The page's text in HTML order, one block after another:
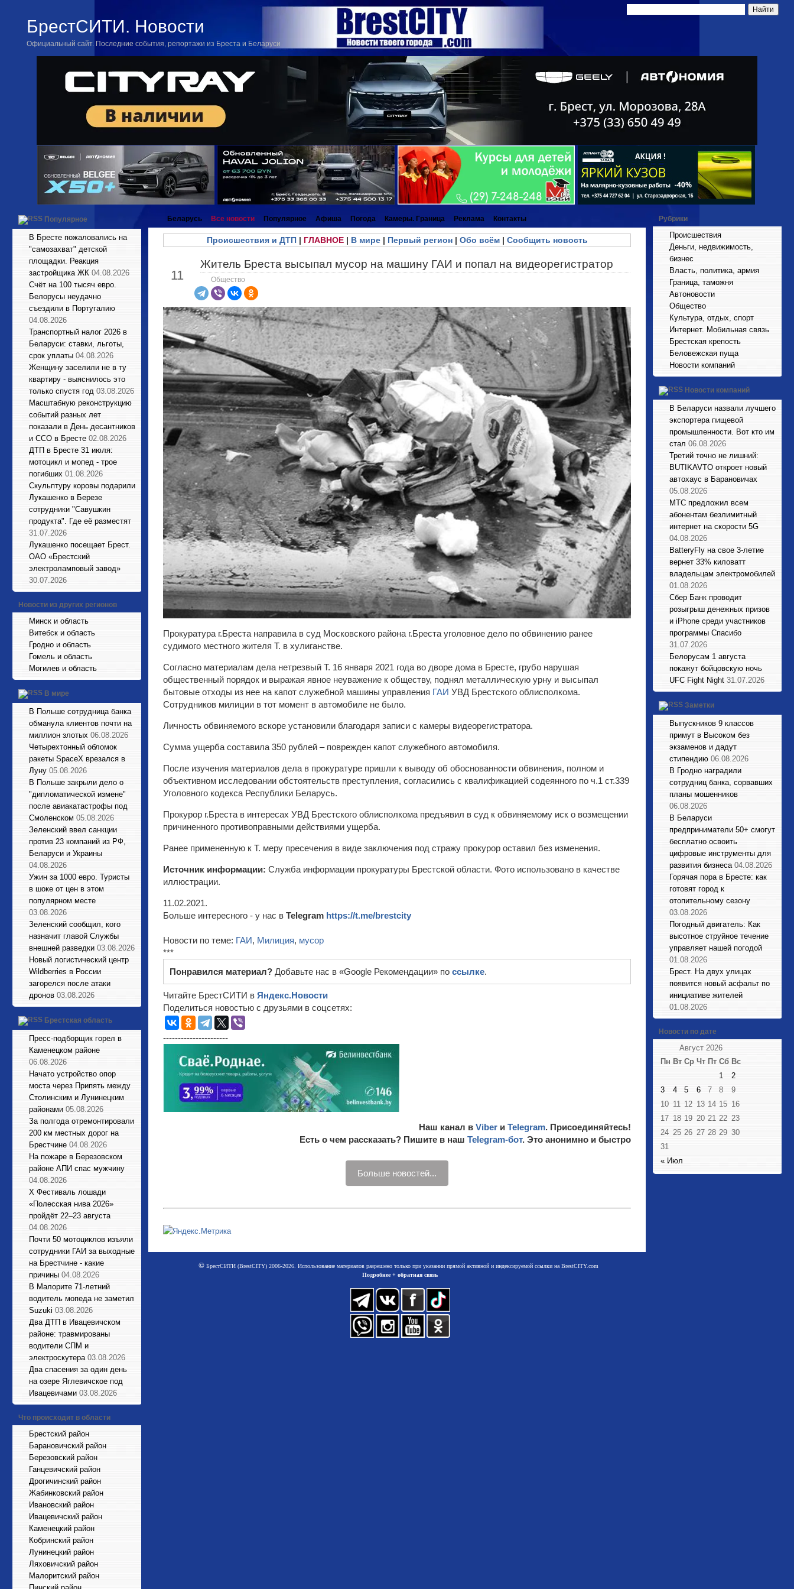
БрестСИТИ. Новости
Официальный сайт. Последние события, репортажи из Бреста и Беларуси
Популярное
В Бресте пожаловались на
"самозахват" детской
площадки. Реакция
застройщика ЖК 04.08.2026
Счёт на 100 тысяч евро.
Белорусы неудачно
съездили в Португалию
04.08.2026
Транспортный налог 2026 в
Беларуси: ставки, льготы,
срок уплаты 04.08.2026
Женщину заселили не в ту
квартиру - выяснилось это
только спустя год 03.08.2026
Масштабную реконструкцию
событий разных лет
показали в День десантников
и ССО в Бресте 02.08.2026
ДТП в Бресте 31 июля:
мотоцикл и мопед - трое
погибших 01.08.2026
Cкульптуру коровы подарили
Лукашенко в Березе
сотрудники "Савушкин
продукта". Где её разместят
31.07.2026
Лукашенко посещает Брест.
ОАО «Брестский
электроламповый завод»
30.07.2026
Новости из других регионов
Минск и область
Витебск и область
Гродно и область
Гомель и область
Могилев и область
В мире
В Польше сотрудница банка
обманула клиентов почти на
миллион злотых 06.08.2026
Четырехтонный обломок
ракеты SpaceX врезался в
Луну 05.08.2026
В Польше закрыли дело о
"дипломатической измене"
после авиакатастрофы под
Смоленском 05.08.2026
Зеленский ввел санкции
против 23 компаний из РФ,
Беларуси и Украины
04.08.2026
Ужин за 1000 евро. Туристы
в шоке от цен в этом
популярном месте
03.08.2026
Зеленский сообщил, кого
назначит главой Службы
внешней разведки 03.08.2026
Новый логистический центр
Wildberries в России
загорелся после атаки
дронов 03.08.2026
Брестская область
Пресс-подборщик горел в
Каменецком районе
06.08.2026
Начато устройство опор
моста через Припять между
Столинским и Лунинецким
районами 05.08.2026
За полгода отремонтировали
200 км местных дорог на
Брестчине 04.08.2026
На пожаре в Березовском
районе АПИ спас мужчину
04.08.2026
X Фестиваль лошади
«Полесская нива 2026»
пройдёт 22–23 августа
04.08.2026
Почти 50 мотоциклов изъяли
сотрудники ГАИ за выходные
на Брестчине - какие
причины 04.08.2026
В Малорите 71-летний
водитель мопеда не заметил
Suzuki 03.08.2026
Два ДТП в Ивацевичском
районе: травмированы
водители СПМ и
электроскутера 03.08.2026
Два спасения за один день
на озере Яглевичское под
Ивацевичами 03.08.2026
Что происходит в области
Брестский район
Барановичский район
Березовский район
Ганцевичский район
Дрогичинский район
Жабинковский район
Ивановский район
Ивацевичский район
Каменецкий район
Кобринский район
Лунинецкий район
Ляховичский район
Малоритский район
Беларусь Все новости Популярное Афиша Погода Камеры. Граница Реклама Контакты
Происшествия и ДТП| ГЛАВНОЕ| В мире| Первый регион| Обо всём| Сообщить новость
11
Житель Бреста высыпал мусор на машину ГАИ и попал на видеорегистратор
Общество
Прокуратура г.Бреста направила в суд Московского района г.Бреста уголовное дело по обвинению ранее
судимого местного жителя Т. в хулиганстве.
Согласно материалам дела нетрезвый Т. 16 января 2021 года во дворе дома в Бресте, грубо нарушая
общественный порядок и выражая явное неуважение к обществу, поднял металлическую урну и высыпал
бытовые отходы из нее на капот служебной машины управления ГАИ УВД Брестского облисполкома.
Сотрудников милиции в тот момент в автомобиле не было.
Личность обвиняемого вскоре установили благодаря записи с камеры видеорегистратора.
Сумма ущерба составила 350 рублей – поврежден капот служебного автомобиля.
После изучения материалов дела в прокуратуре пришли к выводу об обоснованности обвинения, полном и
объективном исследовании обстоятельств преступления, согласились с квалификацией содеянного по ч.1 ст.339
Уголовного кодекса Республики Беларусь.
Прокурор г.Бреста в интересах УВД Брестского облисполкома предъявил в суд к обвиняемому иск о возмещении
причиненного противоправными действиями ущерба.
Ранее примененную к Т. меру пресечения в виде заключения под стражу прокурор оставил без изменения.
Источник информации: Служба информации прокуратуры Брестской области. Фото использовано в качестве
иллюстрации.
11.02.2021.
Больше интересного - у нас в Telegram https://t.me/brestcity
Новости по теме: ГАИ, Милиция, мусор
***
Понравился материал? Добавьте нас в «Google Рекомендации» по ссылке.
Читайте БрестСИТИ в Яндекс.Новости
Поделиться новостью с друзьями в соцсетях:
----------------------
Наш канал в Viber и Telegram. Присоединяйтесь!
Есть о чем рассказать? Пишите в наш Telegram-бот. Это анонимно и быстро
Больше новостей...
©БрестСИТИ (BrestCITY) 2006-2026. Использование материалов разрешено только при указании прямой активной и индексируемой ссылки на BrestCITY.com
Подробнее + обратная связь
Рубрики
Происшествия
Деньги, недвижимость,
бизнес
Власть, политика, армия
Граница, таможня
Автоновости
Общество
Культура, отдых, спорт
Интернет. Мобильная связь
Брестская крепость
Беловежская пуща
Новости компаний
Новости компаний
В Беларуси назвали лучшего
экспортера пищевой
промышленности. Вот кто им
стал 06.08.2026
Третий точно не лишний:
BUTIKAVTO откроет новый
автохаус в Барановичах
05.08.2026
МТС предложил всем
абонентам безлимитный
интернет на скорости 5G
04.08.2026
BatteryFly на свое 3-летие
вернет 33% киловатт
владельцам электромобилей
01.08.2026
Сбер Банк проводит
розыгрыш денежных призов
и iPhone среди участников
программы Спасибо
31.07.2026
Белорусам 1 августа
покажут бойцовскую ночь
UFC Fight Night 31.07.2026
Заметки
Выпускников 9 классов
примут в Высоком без
экзаменов и дадут
стипендию 06.08.2026
В Гродно наградили
сотрудниц банка, сорвавших
планы мошенников
06.08.2026
В Беларуси
предприниматели 50+ смогут
бесплатно освоить
цифровые инструменты для
развития бизнеса 04.08.2026
Горячая пора в Бресте: как
готовят город к
отопительному сезону
03.08.2026
Погодный двигатель: Как
высотное струйное течение
управляет нашей погодой
01.08.2026
Брест. На двух улицах
появится новый асфальт по
инициативе жителей
01.08.2026
Новости по дате
Август 2026
Пн Вт Ср Чт Пт Сб Вс
« Июл
1
2
3
4 5 6 7 8
9
10 11 12 13 14 15 16
17 18 19 20 21 22 23
24 25 26 27 28 29 30
31